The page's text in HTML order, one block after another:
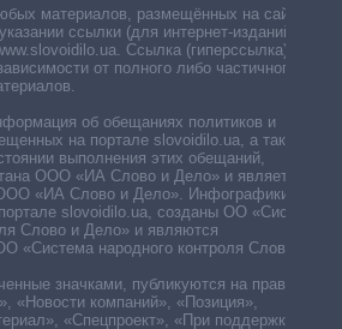
материалов, размещённых на сайте,
ссылки (для интернет-изданий —
Ссылка (гиперссылка)
от полного либо частичного
об обещаниях политиков и
на портале slovoidilo.ua, а также
выполнения этих обещаний,
ООО «ИА Слово и Дело» и является
«ИА Слово и Дело». Инфографики,
slovoidilo.ua, созданы ОО «Система
Слово и Дело» и являются
«Система народного контроля Слово и
значками, публикуются на правах
«Новости компаний», «Позиция»,
«Спецпроект», «При поддержке».